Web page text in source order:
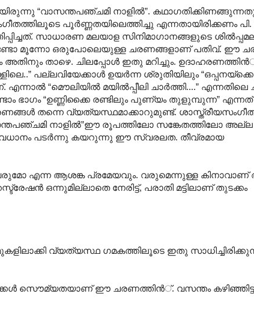
“വാസന്തപഞ്ചമി നാളില്‍”.
പൂര്‍ണ്ണതയിലെത്തിച്ചു എന്നതായിരിക്കണം പി.
സാധാരണ മലയാള സിനിമാഗാനങ്ങളുടെ
രണ്ടോ മൂന്നോ ഒരുപോലെയുള്ള ചരണങ്ങളാണ് പതിവ്. ഈ
അതിനും താഴെ. ചിലപ്പോള്‍ ഇതു മറിച്ചും.
പല്ലവിയേക്കാള്‍ ഉയര്‍ന്ന ശ്രുതിയിലും
“മൌലിയില്‍ മയില്‍പ്പീലി ചാര്‍ത്തി....”
ഭാഗം “ഉണ്ണിക്കൈ രണ്ടിലും പുണ്യം തുളുമ്പുന്ന”
തന്നെ വ്യത്യസ്ഥമാക്കാറുമുണ്ട്.
നാളില്‍”ഈ രൂപത്തിലോ സങ്കേതത്തിലോ അല്ല
പടര്‍ന്നു കയറുന്നു ഈ സ്വരലത. തീവ്രമായ
എന്ന ആശങ്ക പ്രമേയവും. വരുമെന്നുള്ള
ഒന്നുമില്ലാതെ നേരിട്ട്, പരാതി മട്ടിലാണ് തുടക്കം
വ്യത്യസ്ഥ ഗമകത്തിലൂടെ ഇതു
സൌമ്യതയാണ് ഈ ചരണത്തിന്‍്. വസന്തം